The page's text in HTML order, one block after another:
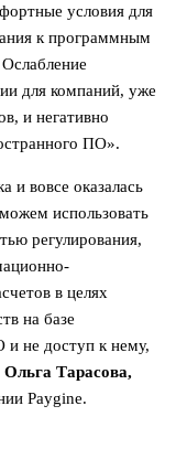
условия для
к программным
для компаний, уже
и негативно
ПО».
и вовсе оказалась
использовать
регулирования,
в целях
на базе
не доступ к нему,
Ольга Тарасова,
Paygine.